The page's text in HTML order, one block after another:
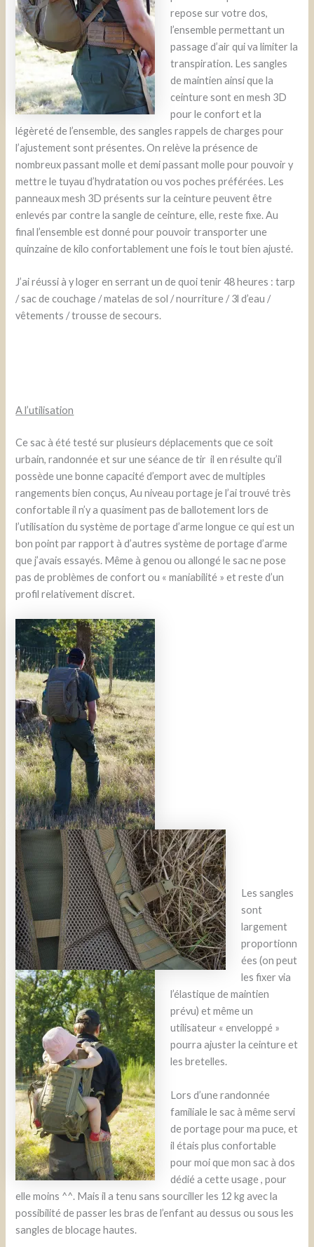
repose sur votre dos,
l’ensemble permettant un
passage d’air qui va limiter la
transpiration. Les sangles
de maintien ainsi que la
ceinture sont en mesh 3D
pour le confort et la
légèreté de l’ensemble, des sangles rappels de charges pour
l’ajustement sont présentes. On relève la présence de
nombreux passant molle et demi passant molle pour pouvoir y
mettre le tuyau d’hydratation ou vos poches préférées. Les
panneaux mesh 3D présents sur la ceinture peuvent être
enlevés par contre la sangle de ceinture, elle, reste fixe. Au
final l’ensemble est donné pour pouvoir transporter une
quinzaine de kilo confortablement une fois le tout bien ajusté.
J’ai réussi à y loger en serrant un de quoi tenir 48 heures : tarp
/ sac de couchage / matelas de sol / nourriture / 3l d’eau /
vêtements / trousse de secours.
A l’utilisation
Ce sac à été testé sur plusieurs déplacements que ce soit
urbain, randonnée et sur une séance de tir il en résulte qu’il
possède une bonne capacité d’emport avec de multiples
rangements bien conçus, Au niveau portage je l’ai trouvé très
confortable il n’y a quasiment pas de ballotement lors de
l’utilisation du système de portage d’arme longue ce qui est un
bon point par rapport à d’autres système de portage d’arme
que j’avais essayés. Même à genou ou allongé le sac ne pose
pas de problèmes de confort ou « maniabilité » et reste d’un
profil relativement discret.
Les sangles
sont
largement
proportionn
ées (on peut
les fixer via
l’élastique de maintien
prévu) et même un
utilisateur « enveloppé »
pourra ajuster la ceinture et
les bretelles.
Lors d’une randonnée
familiale le sac à même servi
de portage pour ma puce, et
il étais plus confortable
pour moi que mon sac à dos
dédié a cette usage , pour
elle moins ^^. Mais il a tenu sans sourciller les 12 kg avec la
possibilité de passer les bras de l’enfant au dessus ou sous les
sangles de blocage hautes.